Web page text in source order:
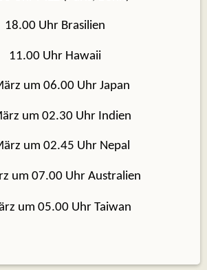
18.00 Uhr Brasilien
11.00 Uhr Hawaii
um 06.00 Uhr Japan
um 02.30 Uhr Indien
um 02.45 Uhr Nepal
um 07.00 Uhr Australien
um 05.00 Uhr Taiwan